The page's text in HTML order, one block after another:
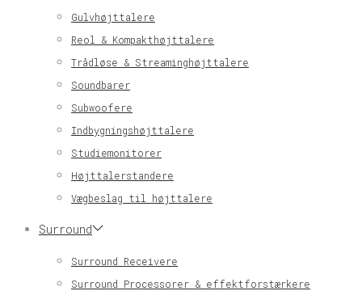
Gulvhøjttalere
Reol & Kompakthøjttalere
Trådløse & Streaminghøjttalere
Soundbarer
Subwoofere
Indbygningshøjttalere
Studiemonitorer
Højttalerstandere
Vægbeslag til højttalere
Surround
Surround Receivere
Surround Processorer & effektforstærkere